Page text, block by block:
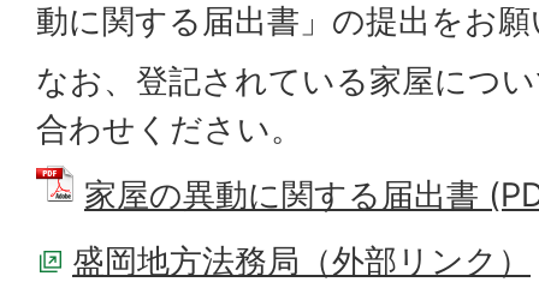
動に関する届出書」の提出をお
なお、登記されている家屋につ
合わせください。
家屋の異動に関する届出書
盛岡地方法務局（外部リンク）